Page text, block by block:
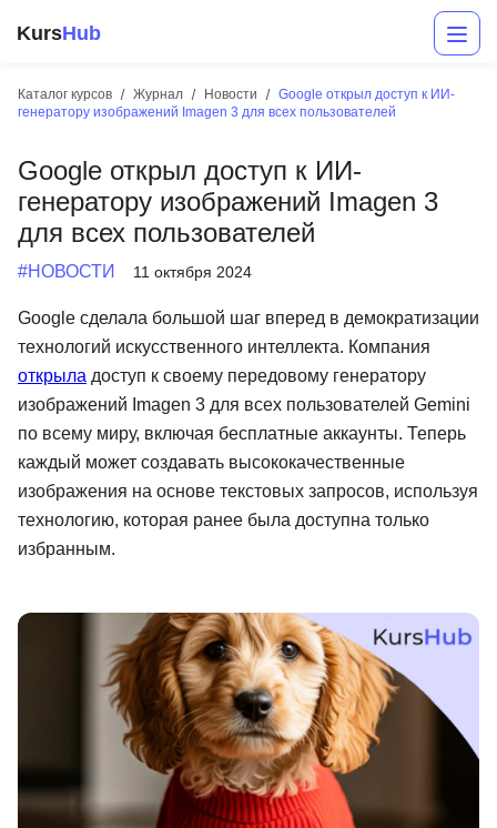
KursHub
Каталог курсов Журнал Новости
Google открыл доступ к ИИ-
генератору изображений Imagen 3 для всех пользователей
Google открыл доступ к ИИ-
генератору изображений Imagen 3
для всех пользователей
#НОВОСТИ 11 октября 2024
Google сделала большой шаг вперед в демократизации
технологий искусственного интеллекта. Компания
открыла доступ к своему передовому генератору
изображений Imagen 3 для всех пользователей Gemini
по всему миру, включая бесплатные аккаунты. Теперь
каждый может создавать высококачественные
изображения на основе текстовых запросов, используя
технологию, которая ранее была доступна только
избранным.
Маркетинг
Дизайн
Аналитика
Менеджмент
Иностранные языки
ДПО
Акции и промокоды
Рейтинг онлайн-школ